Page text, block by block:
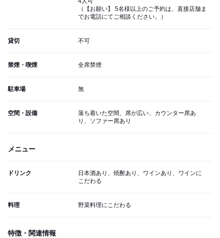
（【お願い】 5名様以上のご予約は、直接店舗ま
でお電話にてご相談ください。）
貸切 不可
禁煙・喫煙 全席禁煙
駐車場 無
空間・設備
落ち着いた空間、席が広い、カウンター席あ
り、ソファー席あり
メニュー
ドリンク
日本酒あり、焼酎あり、ワインあり、ワインに
こだわる
料理 野菜料理にこだわる
特徴・関連情報